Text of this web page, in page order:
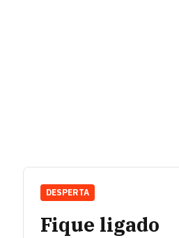
Fique ligado
DESPERTA